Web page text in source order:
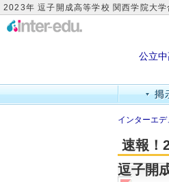
2023年 逗子開成高等学校 関西学院大学
公立
インターエデ
速報！
逗子開